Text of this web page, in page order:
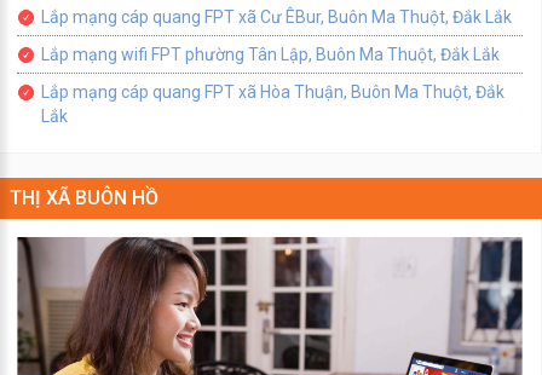
Lắp mạng cáp quang FPT xã Cư ÊBur, Buôn Ma Thuột, Đắk Lắk
Lắp mạng wifi FPT phường Tân Lập, Buôn Ma Thuột, Đắk Lắk
Lắp mạng cáp quang FPT xã Hòa Thuận, Buôn Ma Thuột, Đắk
Lắk
THỊ XÃ BUÔN HỒ